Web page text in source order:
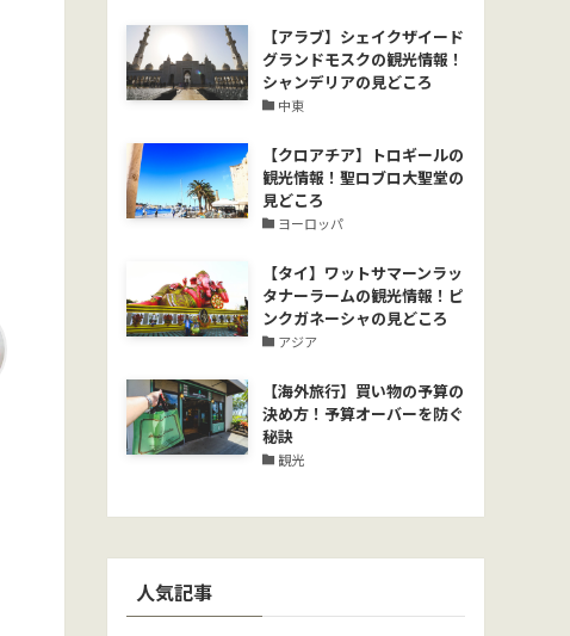
【アラブ】シェイクザイード
グランドモスクの観光情報！
シャンデリアの見どころ
中東
【クロアチア】トロギールの
観光情報！聖ロブロ大聖堂の
見どころ
ヨーロッパ
【タイ】ワットサマーンラッ
タナーラームの観光情報！ピ
ンクガネーシャの見どころ
アジア
【海外旅行】買い物の予算の
決め方！予算オーバーを防ぐ
秘訣
観光
人気記事